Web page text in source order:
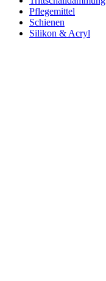
Pflegemittel
Schienen
Silikon & Acryl